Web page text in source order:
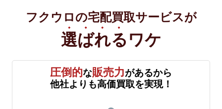
フクウロの宅配買取サービスが
選ばれる ワケ
圧倒的な販売力があるから
他社よりも高価買取を実現！